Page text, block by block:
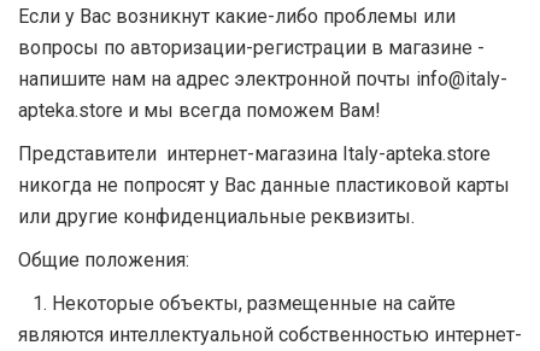
Если у Вас возникнут какие-либо проблемы или
вопросы по авторизации-регистрации в магазине -
напишите нам на адрес электронной почты info@italy-
apteka.store и мы всегда поможем Вам!
Представители интернет-магазина Italy-apteka.store
никогда не попросят у Вас данные пластиковой карты
или другие конфиденциальные реквизиты.
Общие положения:
1. Некоторые объекты, размещенные на сайте
являются интеллектуальной собственностью интернет-